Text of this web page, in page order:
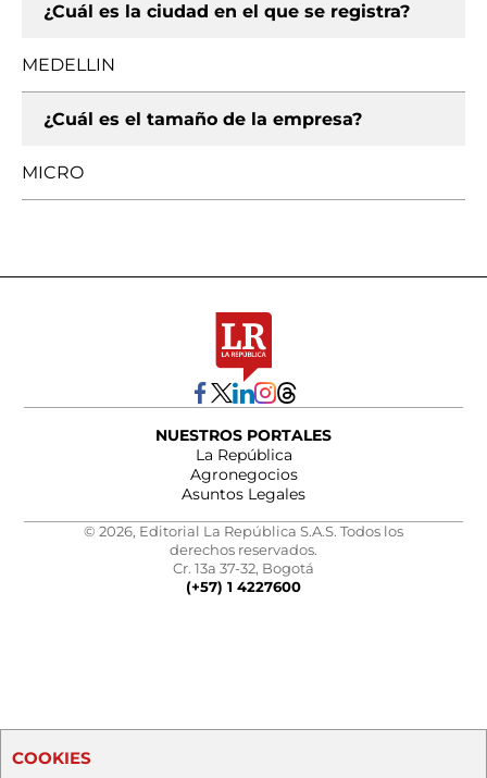
¿Cuál es la ciudad en el que se registra?
MEDELLIN
¿Cuál es el tamaño de la empresa?
MICRO
NUESTROS PORTALES
La República
Agronegocios
Asuntos Legales
© 2026, Editorial La República S.A.S. Todos los
derechos reservados.
Cr. 13a 37-32, Bogotá
(+57) 1 4227600
COOKIES